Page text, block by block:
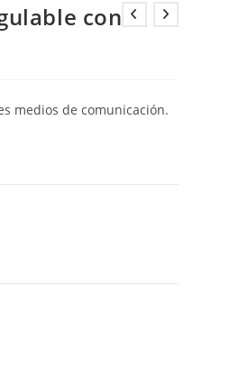
con
medios de comunicación.